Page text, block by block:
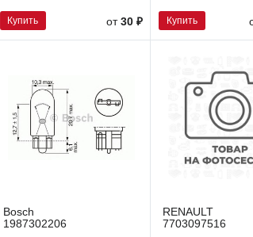
Купить от 30 ₽ Купить
Bosch
1987302206
RENAULT
7703097516